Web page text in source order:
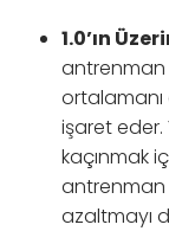
1.0’ın
antrenman
ortalamanı
işaret
kaçınmak
antrenman
azaltmayı